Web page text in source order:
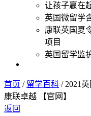
让孩子赢在
英国微留学
康联英国夏
项目
英国留学监
首页 / 留学百科 / 2021
康联卓越 【官网】
返回